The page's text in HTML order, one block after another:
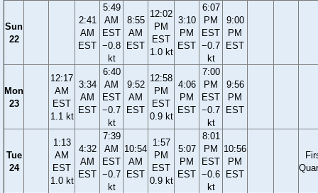
Sun
22
2:41
AM
EST
5:49
AM
EST
−0.8
kt
8:55
AM
EST
12:02
PM
EST
1.0 kt
3:10
PM
EST
6:07
PM
EST
−0.7
kt
9:00
PM
EST
Mon
23
12:17
AM
EST
1.1 kt
3:34
AM
EST
6:40
AM
EST
−0.7
kt
9:52
AM
EST
12:58
PM
EST
0.9 kt
4:06
PM
EST
7:00
PM
EST
−0.7
kt
9:56
PM
EST
Tue
24
1:13
AM
EST
1.0 kt
4:32
AM
EST
7:39
AM
EST
−0.7
kt
10:54
AM
EST
1:57
PM
EST
0.9 kt
5:07
PM
EST
8:01
PM
EST
−0.6
kt
10:56
PM
EST